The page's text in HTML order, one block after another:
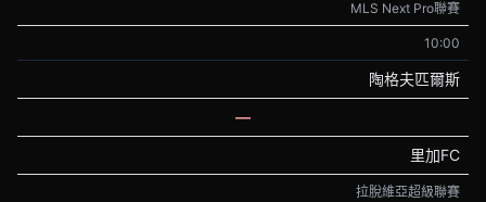
MLS Next Pro聯賽
10:00
陶格夫匹爾斯
—
里加FC
拉脫維亞超級聯賽